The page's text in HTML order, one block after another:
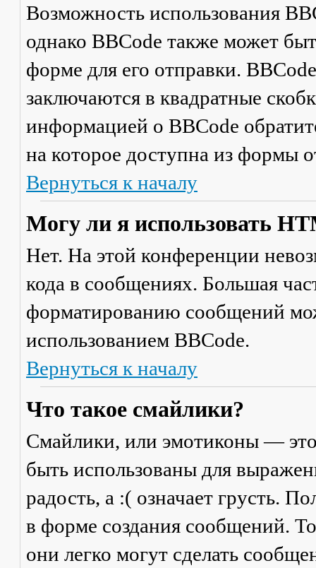
Возможность использования
однако BBCode также может
форме для его отправки.
заключаются в квадратные
информацией о BBCode
на которое доступна из формы
Вернуться к началу
Могу ли я использовать
Нет. На этой конференции
кода в сообщениях. Большая
форматированию сообщений
использованием BBCode.
Вернуться к началу
Что такое смайлики?
Смайлики, или эмотиконы —
быть использованы для
радость, а :( означает грусть.
в форме создания сообщений.
они легко могут сделать